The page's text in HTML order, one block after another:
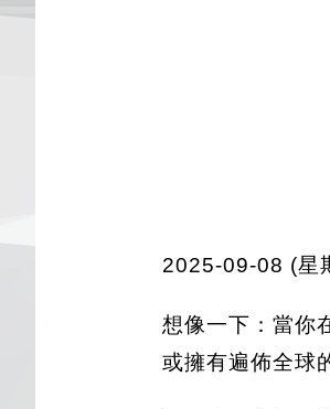
2025-09-08 (星
想像一下：當你
或擁有遍佈全球